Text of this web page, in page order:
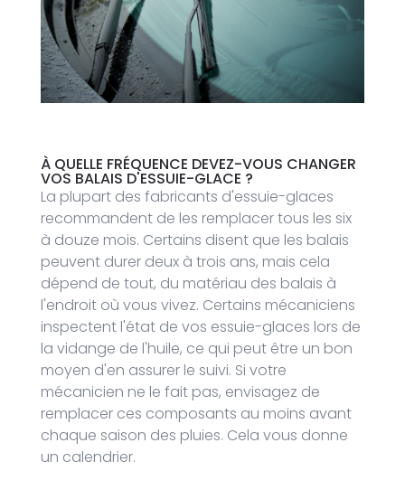
À QUELLE FRÉQUENCE DEVEZ-VOUS CHANGER
VOS BALAIS D'ESSUIE-GLACE ?
La plupart des fabricants d'essuie-glaces
recommandent de les remplacer tous les six
à douze mois. Certains disent que les balais
peuvent durer deux à trois ans, mais cela
dépend de tout, du matériau des balais à
l'endroit où vous vivez. Certains mécaniciens
inspectent l'état de vos essuie-glaces lors de
la vidange de l'huile, ce qui peut être un bon
moyen d'en assurer le suivi. Si votre
mécanicien ne le fait pas, envisagez de
remplacer ces composants au moins avant
chaque saison des pluies. Cela vous donne
un calendrier.